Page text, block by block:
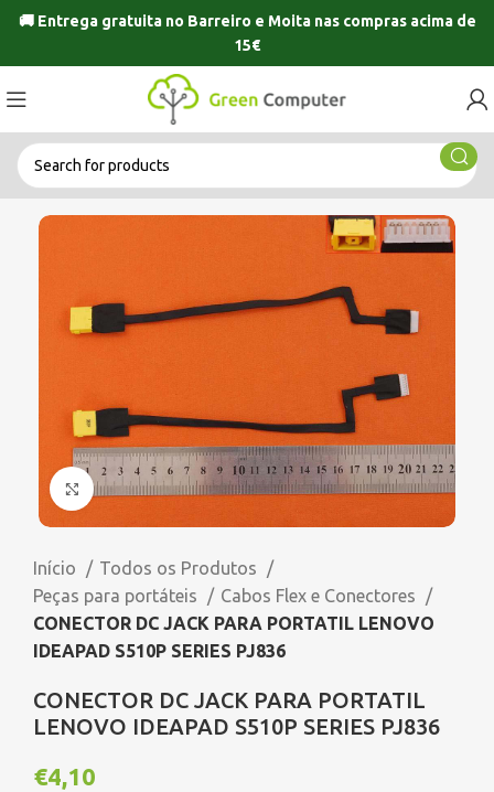
🚚 Entrega gratuita no Barreiro e Moitanas compras acima de
15€
Click to enlarge
Início
Todos os Produtos
Peças para portáteis
Cabos Flex e Conectores
CONECTOR DC JACK PARA PORTATIL LENOVO
IDEAPAD S510P SERIES PJ836
CONECTOR DC JACK PARA PORTATIL
LENOVO IDEAPAD S510P SERIES PJ836
€4,10